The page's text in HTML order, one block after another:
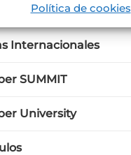
Política de cookies
Internacionales
SUMMIT
University